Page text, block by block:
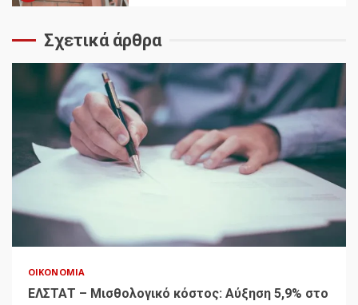
Σχετικά άρθρα
ΟΙΚΟΝΟΜΊΑ
ΕΛΣΤΑΤ – Μισθολογικό κόστος: Αύξηση 5,9% στο